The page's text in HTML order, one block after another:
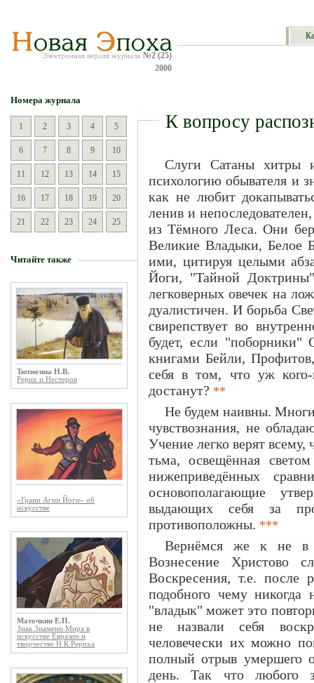
Электронная версия журнала №2 (25)
2000
Номера журнала
1 2 3 4 5
6 7 8 9 10
11 12 13 14 15
16 17 18 19 20
21 22 23 24 25
Читайте также
Тютюгина Н.В.
Рерих и Нестеров
«Грани Агни Йоги» об
искусстве
Маточкин Е.П.
Знак Знамени Мира в
искусстве Евразии и
творчестве Н.К.Рериха
К вопросу
Слуги Сатаны хитры
психологию обывателя и
как не любит
ленив и
из Тёмного Леса. Они
Великие Владыки, Белое
ими, цитируя целыми
Йоги, "Тайной
легковерных овечек на
дуалистичен. И борьба
свирепствует во
будет, если "поборники"
книгами Бейли,
себя в том, что уж кого-
достанут? **
Не будем наивны.
чувствознания, не
Учение легко верят
тьма, освещённая
нижеприведённых
основополагающие
выдающих себя за
противоположны. ***
Вернёмся же к не в
Вознесение Христово
Воскресения, т.е. после
подобного чему никогда
"владык" может это
не назвали себя
человечески их можно
полный отрыв умершего
день. Так что любого